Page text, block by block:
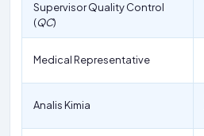
Supervisor Quality Control
(QC)
Medical Representative
Analis Kimia